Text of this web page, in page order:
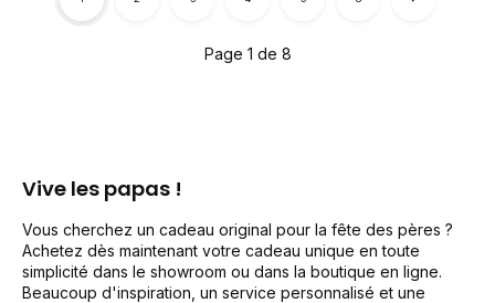
Page 1 de 8
Vive les papas !
Vous cherchez un cadeau original pour la fête des pères ?
Achetez dès maintenant votre cadeau unique en toute
simplicité dans le showroom ou dans la boutique en ligne.
Beaucoup d'inspiration, un service personnalisé et une